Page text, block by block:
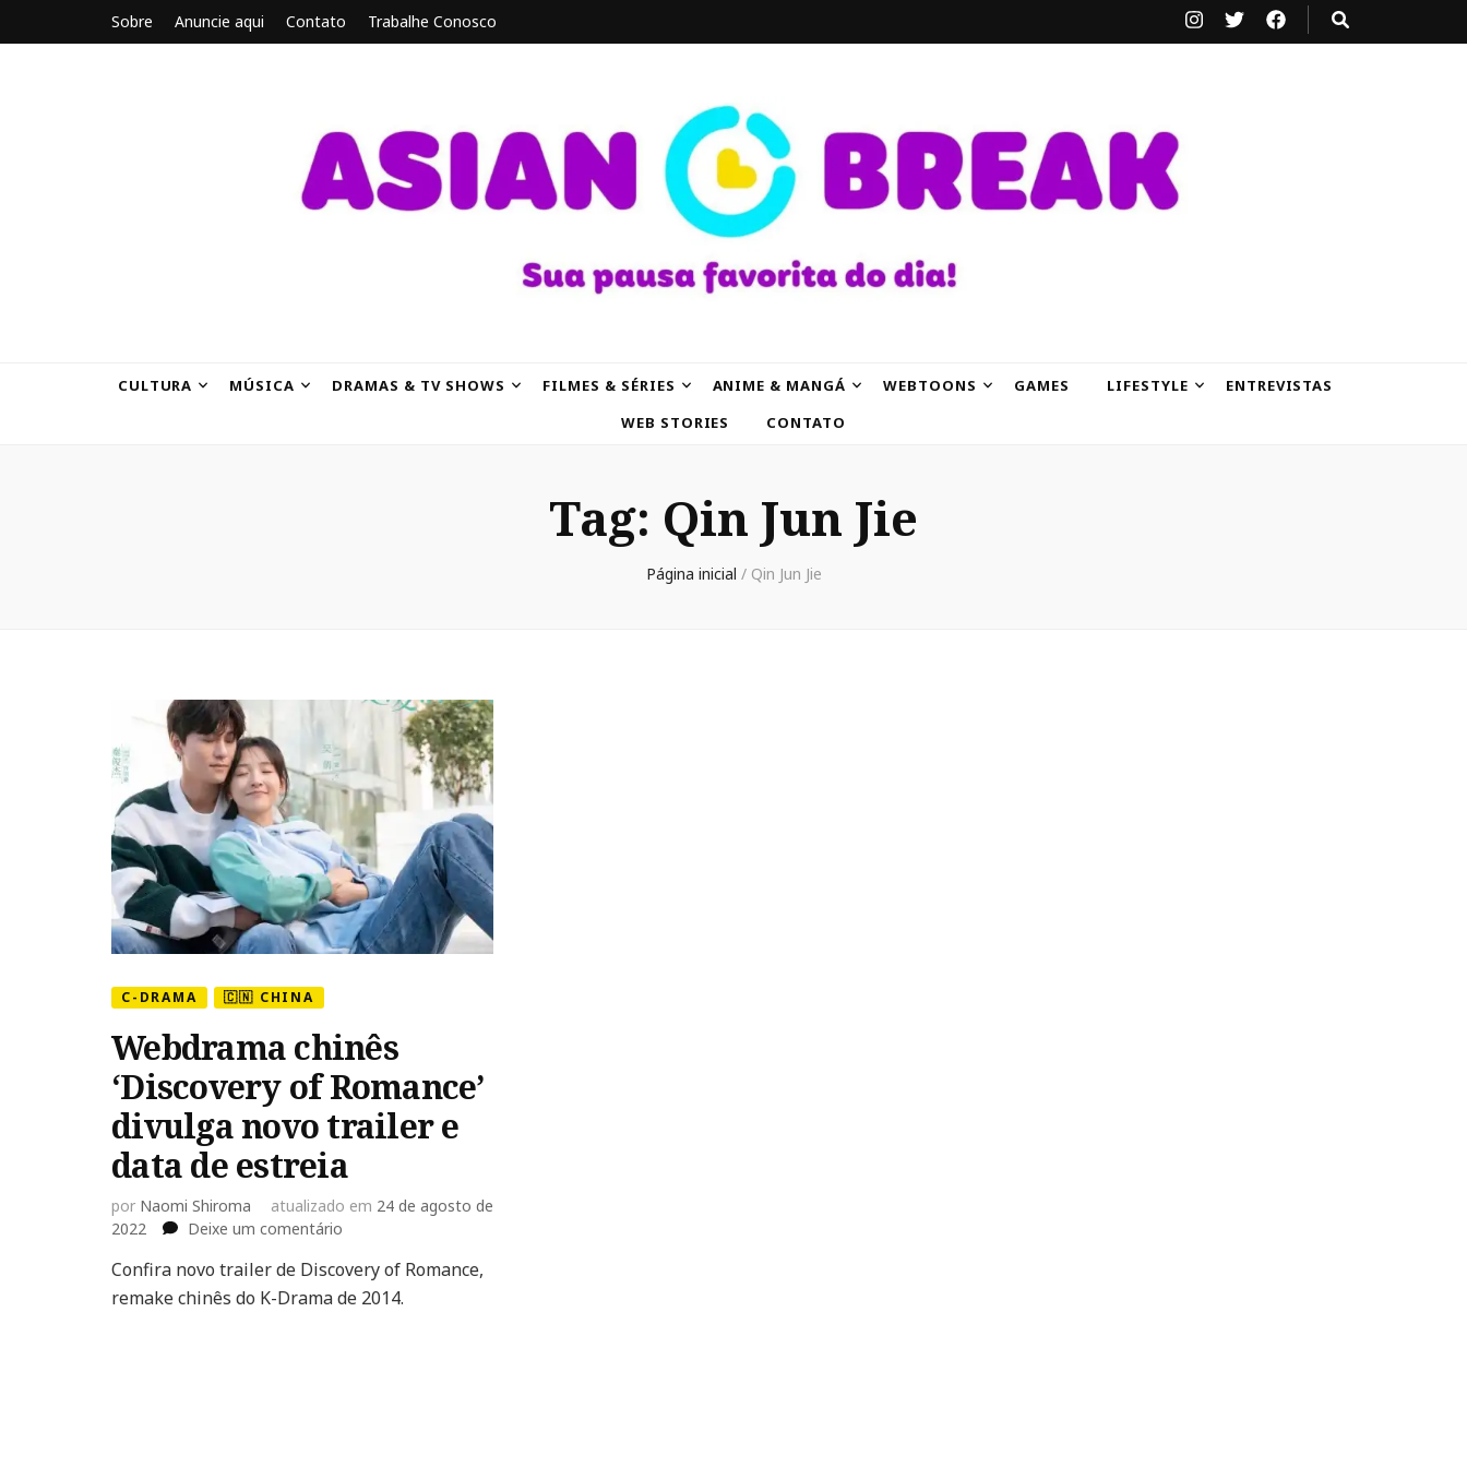
Sobre Anuncie aqui Contato Trabalhe Conosco
CULTURA MÚSICA DRAMAS & TV SHOWS FILMES & SÉRIES ANIME & MANGÁ WEBTOONS GAMES LIFESTYLE
ENTREVISTAS
WEB STORIES
CONTATO
Tag: Qin Jun Jie
Página inicial / Qin Jun Jie
C-DRAMA 🇨🇳 CHINA
Webdrama chinês
‘Discovery of Romance’
divulga novo trailer e
data de estreia
por Naomi Shiroma atualizado em 24 de agosto de
2022
Deixe um comentário
chinês
‘Discovery
Confira novo trailer de Discovery of Romance,
remake chinês do K-Drama de 2014.